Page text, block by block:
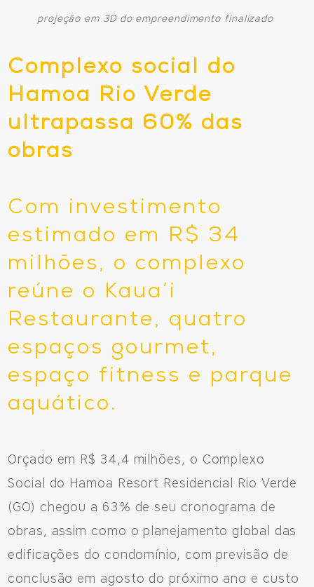
projeção em 3D do empreendimento finalizado
Complexo social do
Hamoa Rio Verde
ultrapassa 60% das
obras
Com investimento
estimado em R$ 34
milhões, o complexo
reúne o Kaua’i
Restaurante, quatro
espaços gourmet,
espaço fitness e parque
aquático.
Orçado em R$ 34,4 milhões, o Complexo
Social do Hamoa Resort Residencial Rio Verde
(GO) chegou a 63% de seu cronograma de
obras, assim como o planejamento global das
edificações do condomínio, com previsão de
conclusão em agosto do próximo ano e custo